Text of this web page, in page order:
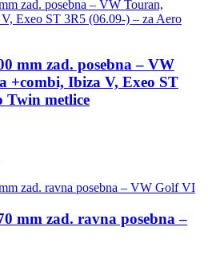
mm zad. posebna – VW
+combi, Ibiza V, Exeo ST
Twin metlice
mm zad. ravna posebna –